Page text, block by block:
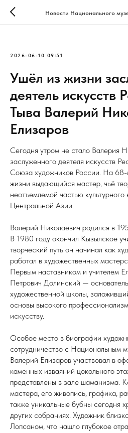
Новости Национального
2026-06-10 09:51
Ушёл из жизни
деятель искусств
Тыва Валерий
Елизаров
Сегодня утром не стало Валерия
заслуженного деятеля искусств
Союза художников России. На 68-
жизни выдающийся мастер, чьё
неотъемлемой частью
Центральной Азии.
Валерий Николаевич родился в
В 1980 году окончил Кызылское
творческий путь он начинал как
работал в художественных
Первым наставником и учителем
Петрович Долинский —
художественной школы,
основы высокого
искусству.
Особое место в биографии
сотрудничество с Национальным
Валерий Елизаров участвовал в
каменных изваяний цокольного
представлены в зале шаманизма.
мастера, его живопись, графика,
также уникальные бубны сегодня
других собраниях. Художник
Лопсаном, что нашло глубокое